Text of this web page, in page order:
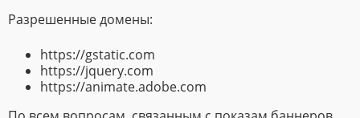
Разрешенные домены:
https://gstatic.com
https://jquery.com
https://animate.adobe.com